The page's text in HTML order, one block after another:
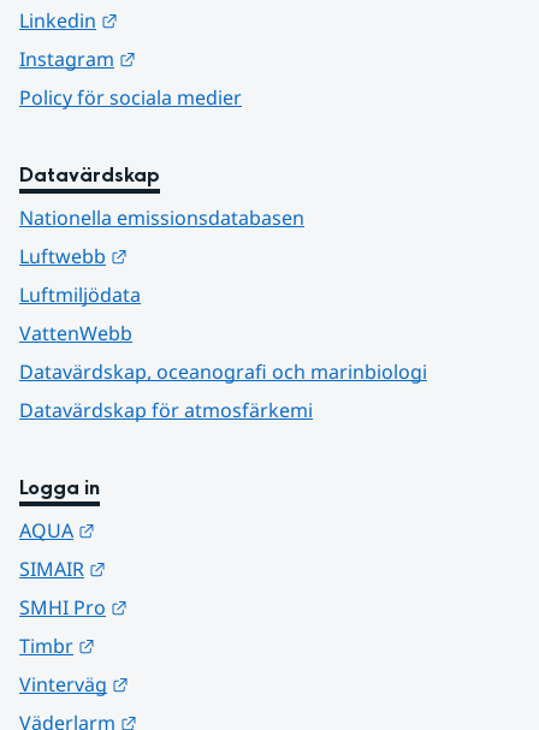
Linkedin
Instagram
Policy för sociala medier
Datavärdskap
Nationella emissionsdatabasen
Luftwebb
Luftmiljödata
VattenWebb
Datavärdskap, oceanografi och marinbiologi
Datavärdskap för atmosfärkemi
Logga in
AQUA
SIMAIR
SMHI Pro
Timbr
Vinterväg
Väderlarm